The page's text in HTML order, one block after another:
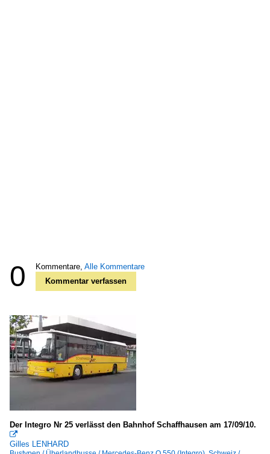
0 Kommentare, Alle Kommentare
Kommentar verfassen
Der Integro Nr 25 verlässt den Bahnhof Schaffhausen am 17/09/10.

Gilles LENHARD